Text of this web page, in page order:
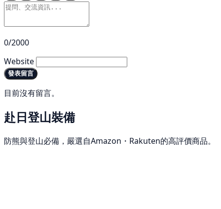
0/2000
Website
發表留言
目前沒有留言。
赴日登山裝備
防熊與登山必備，嚴選自Amazon・Rakuten的高評價商品。